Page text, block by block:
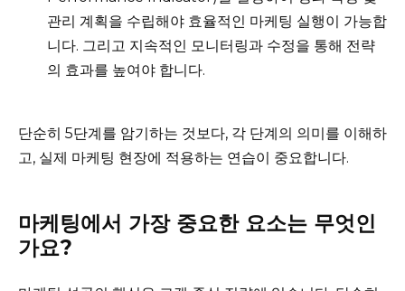
관리 계획을 수립해야 효율적인 마케팅 실행이 가능합
니다. 그리고 지속적인 모니터링과 수정을 통해 전략
의 효과를 높여야 합니다.
단순히 5단계를 암기하는 것보다, 각 단계의 의미를 이해하
고, 실제 마케팅 현장에 적용하는 연습이 중요합니다.
마케팅에서 가장 중요한 요소는 무엇인
가요?